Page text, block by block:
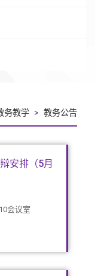
务教学 > 教务公告
安排（5月
会议室